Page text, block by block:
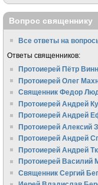
Вопрос священнику
Все ответы на
Ответы священников:
Протоиерей Пётр
Протоиерей Олег
Священник Федор
Протоиерей Андрей
Протоиерей Андрей
Протоиерей Алексий
Протоиерей Андрей
Протоиерей Андрей
Протоиерей Василий
Священник Сергий